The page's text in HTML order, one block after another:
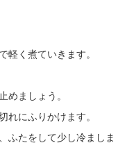
く煮ていきます。
ましょう。
にふりかけます。
ふたをして少し冷ましま